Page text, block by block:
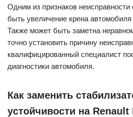
Одним из признаков
быть увеличение крена
Также может быть заметна
точно установить причину
квалифицированный специалист
диагностики автомобиля.
Как заменить
устойчивости на Renault